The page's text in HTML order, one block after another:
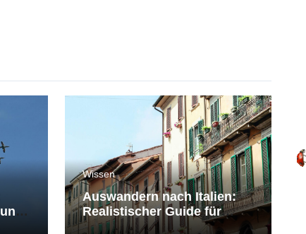
Wissen
Auswandern nach Italien:
Realistischer Guide für
Deutsche